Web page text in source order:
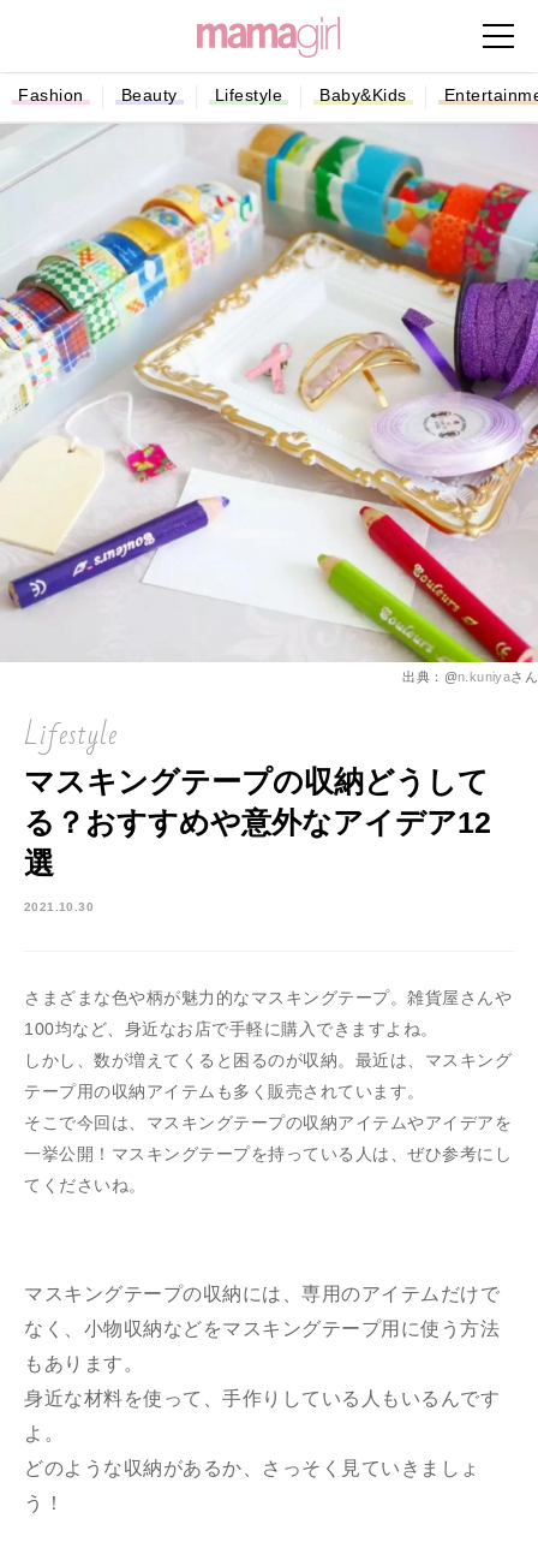
Fashion Beauty Lifestyle Baby&Kids
出典：@n.kuniyaさん
Lifestyle
マスキングテープの収納どうして
る？おすすめや意外なアイデア12
選
2021.10.30
さまざまな色や柄が魅力的なマスキングテープ。雑貨屋さんや
100均など、身近なお店で手軽に購入できますよね。
しかし、数が増えてくると困るのが収納。最近は、マスキング
テープ用の収納アイテムも多く販売されています。
そこで今回は、マスキングテープの収納アイテムやアイデアを
一挙公開！マスキングテープを持っている人は、ぜひ参考にし
てくださいね。
マスキングテープの収納には、専用のアイテムだけで
なく、小物収納などをマスキングテープ用に使う方法
もあります。
身近な材料を使って、手作りしている人もいるんです
よ。
どのような収納があるか、さっそく見ていきましょ
う！